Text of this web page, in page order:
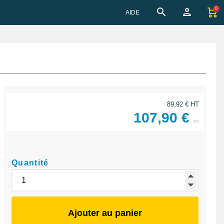
AIDE
0
89,92 € HT
107,90 € ttc
Quantité
Ajouter au panier